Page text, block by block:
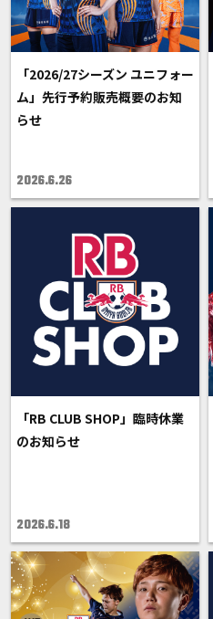
「2026/27シーズン ユニフォー
ム」先行予約販売概要のお知
らせ
2026.6.26
「RB CLUB SHOP」臨時休業
のお知らせ
2026.6.18